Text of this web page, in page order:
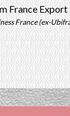
France
France (ex-